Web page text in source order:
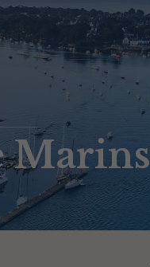
Marins